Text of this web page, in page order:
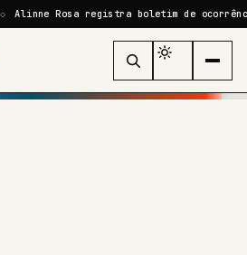
Rosa registra boletim de ocorrência